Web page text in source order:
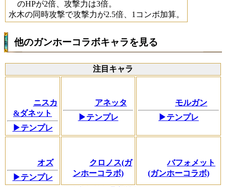
のHPが2倍、攻撃力は3倍。
水木の同時攻撃で攻撃力が2.5倍、1コンボ加算。
他のガンホーコラボキャラを見る
注目キャラ
ニスカ
&ダネット
▶テンプレ
アネッタ
▶テンプレ
モルガン
▶テンプレ
オズ
▶テンプレ
クロノス(ガ
ンホーコラボ)
バフォメット
(ガンホーコラボ)